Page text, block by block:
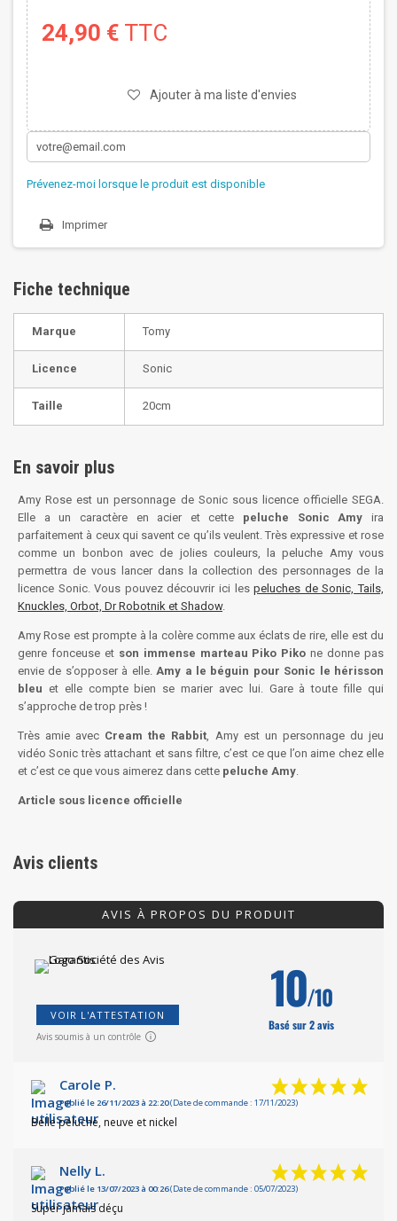
24,90 € TTC
Ajouter à ma liste d'envies
Prévenez-moi lorsque le produit est disponible
Imprimer
Fiche technique
Marque Tomy
Licence Sonic
Taille 20cm
En savoir plus
Amy Rose est un personnage de Sonic sous licence officielle SEGA.
Elle a un caractère en acier et cette peluche Sonic Amy ira
parfaitement à ceux qui savent ce qu’ils veulent. Très expressive et rose
comme un bonbon avec de jolies couleurs, la peluche Amy vous
permettra de vous lancer dans la collection des personnages de la
licence Sonic. Vous pouvez découvrir ici lespeluches de Sonic, Tails,
Knuckles, Orbot, Dr Robotnik et Shadow.
Amy Rose est prompte à la colère comme aux éclats de rire, elle est du
genre fonceuse etson immense marteau Piko Piko ne donne pas
envie de s’opposer à elle.Amy a le béguin pour Sonic le hérisson
bleu et elle compte bien se marier avec lui. Gare à toute fille qui
s’approche de trop près !
Très amie avec Cream the Rabbit, Amy est un personnage du jeu
vidéo Sonic très attachant et sans filtre, c’est ce que l’on aime chez elle
et c’est ce que vous aimerez dans cette peluche Amy.
Article sous licence officielle
Avis clients
AVIS À PROPOS DU PRODUIT
VOIR L'ATTESTATION
Avis soumis à un contrôle
10/10
Basé sur 2 avis
Carole P.
Publié le 26/11/2023 à 22:20(Date de commande : 17/11/2023)
Belle peluche, neuve et nickel
Nelly L.
Publié le 13/07/2023 à 00:26(Date de commande : 05/07/2023)
Super jamais déçu